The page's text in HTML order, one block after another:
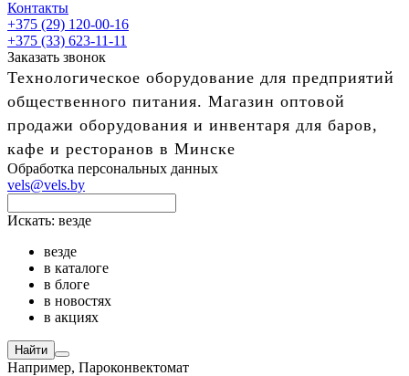
Контакты
+375 (29) 120-00-16
+375 (33) 623-11-11
Заказать звонок
Технологическое оборудование для предприятий
общественного питания. Магазин оптовой
продажи оборудования и инвентаря для баров,
кафе и ресторанов в Минске
Обработка персональных данных
vels@vels.by
Искать: везде
везде
в каталоге
в блоге
в новостях
в акциях
Найти
Например, Пароконвектомат